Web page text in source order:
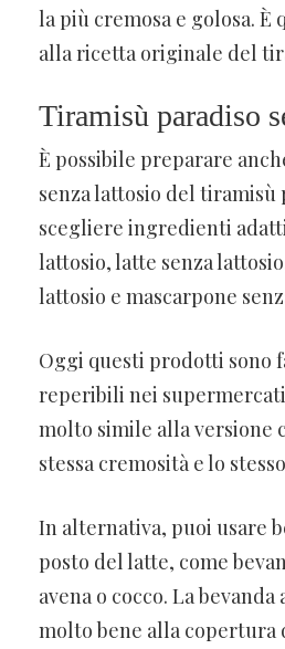
la più cremosa e golosa. È
alla ricetta originale del
Tiramisù paradiso
È possibile preparare
senza lattosio del tiramisù
scegliere ingredienti
lattosio, latte senza
lattosio e mascarpone
Oggi questi prodotti sono
reperibili nei
molto simile alla versione
stessa cremosità e lo
In alternativa, puoi usare
posto del latte, come
avena o cocco. La bevanda
molto bene alla copertura